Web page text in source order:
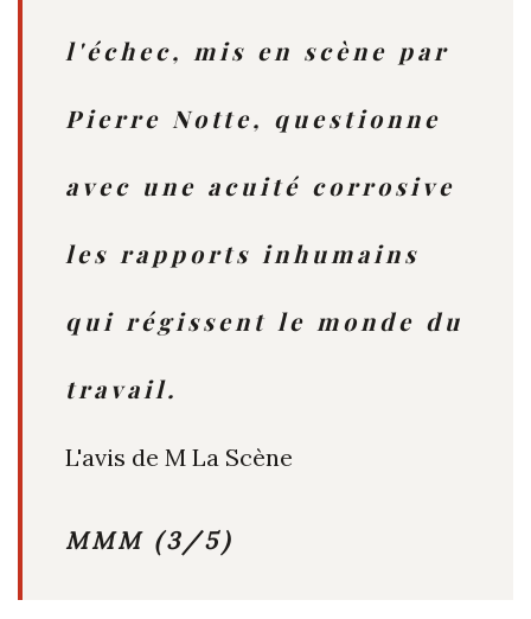
l'échec, mis en scène par
Pierre Notte, questionne
avec une acuité corrosive
les rapports inhumains
qui régissent le monde du
travail.
L'avis de M La Scène
MMM (3/5)